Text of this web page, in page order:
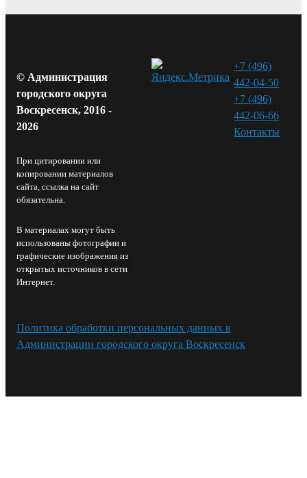
© Администрация
городского округа
Воскресенск, 2016 -
2026
При цитировании или
копировании материалов
сайта, ссылка на сайт
обязательна.
В материалах могут быть
использованы фотографии и
графические изображения из
открытых источников в сети
Интернет.
+7 (496)
442-04-50
+7 (496)
442-06-66
Контакты⁠
Политика обработки персональных данных в
Администрации городского округа Воскресенск